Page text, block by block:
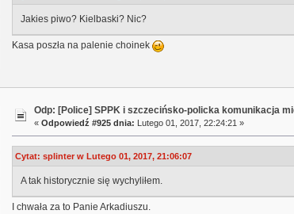
Jakies piwo? Kielbaski? Nic?
Kasa poszła na palenie choinek
Odp: [Police] SPPK i szczecińsko-policka komunikacja
«Odpowiedź #925 dnia: Lutego 01, 2017, 22:24:21 »
Cytat: splinter w Lutego 01, 2017, 21:06:07
A tak historycznie się wychyliłem.
I chwała za to Panie Arkadiuszu.